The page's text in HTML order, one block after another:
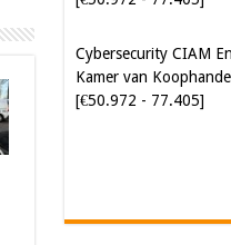
Cybersecurity CIAM
[€50.972 - 77.405]